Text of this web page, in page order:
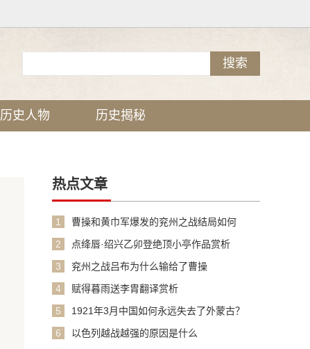
历史人物 历史揭秘
热点文章
1
曹操和黄巾军爆发的兖州之战结局如何
2
点绛唇·绍兴乙卯登绝顶小亭作品赏析
3
兖州之战吕布为什么输给了曹操
4
赋得暮雨送李胄翻译赏析
5
1921年3月中国如何永远失去了外蒙古？
6
以色列越战越强的原因是什么